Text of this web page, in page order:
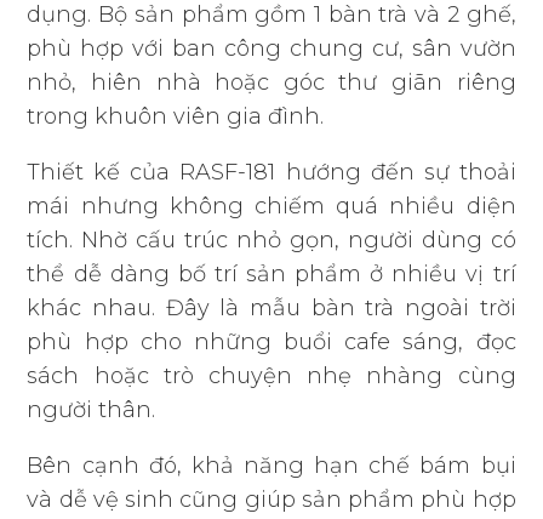
dụng. Bộ sản phẩm gồm 1 bàn trà và 2 ghế,
phù hợp với ban công chung cư, sân vườn
nhỏ, hiên nhà hoặc góc thư giãn riêng
trong khuôn viên gia đình.
Thiết kế của RASF-181 hướng đến sự thoải
mái nhưng không chiếm quá nhiều diện
tích. Nhờ cấu trúc nhỏ gọn, người dùng có
thể dễ dàng bố trí sản phẩm ở nhiều vị trí
khác nhau. Đây là mẫu bàn trà ngoài trời
phù hợp cho những buổi cafe sáng, đọc
sách hoặc trò chuyện nhẹ nhàng cùng
người thân.
Bên cạnh đó, khả năng hạn chế bám bụi
và dễ vệ sinh cũng giúp sản phẩm phù hợp